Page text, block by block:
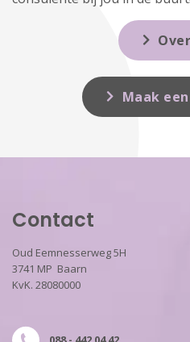
Maak
Contact
Oud Eemnesserweg 5H
3741 MP Baarn
KvK. 28080000